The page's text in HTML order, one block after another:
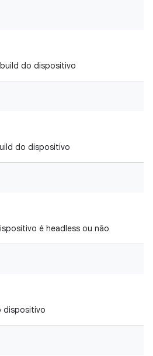
do dispositivo
do dispositivo
é headless ou não
dispositivo